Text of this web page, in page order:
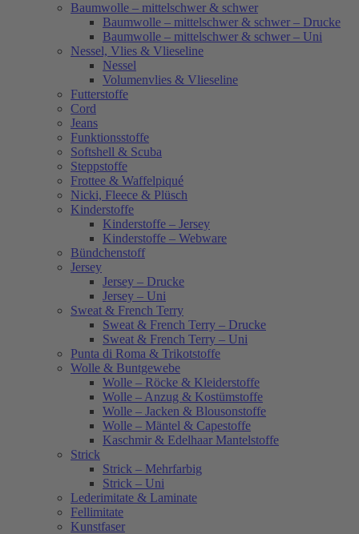
Baumwolle – mittelschwer & schwer
Baumwolle – mittelschwer & schwer – Drucke
Baumwolle – mittelschwer & schwer – Uni
Nessel, Vlies & Vlieseline
Nessel
Volumenvlies & Vlieseline
Futterstoffe
Cord
Jeans
Funktionsstoffe
Softshell & Scuba
Steppstoffe
Frottee & Waffelpiqué
Nicki, Fleece & Plüsch
Kinderstoffe
Kinderstoffe – Jersey
Kinderstoffe – Webware
Bündchenstoff
Jersey
Jersey – Drucke
Jersey – Uni
Sweat & French Terry
Sweat & French Terry – Drucke
Sweat & French Terry – Uni
Punta di Roma & Trikotstoffe
Wolle & Buntgewebe
Wolle – Röcke & Kleiderstoffe
Wolle – Anzug & Kostümstoffe
Wolle – Jacken & Blousonstoffe
Wolle – Mäntel & Capestoffe
Kaschmir & Edelhaar Mantelstoffe
Strick
Strick – Mehrfarbig
Strick – Uni
Lederimitate & Laminate
Fellimitate
Kunstfaser